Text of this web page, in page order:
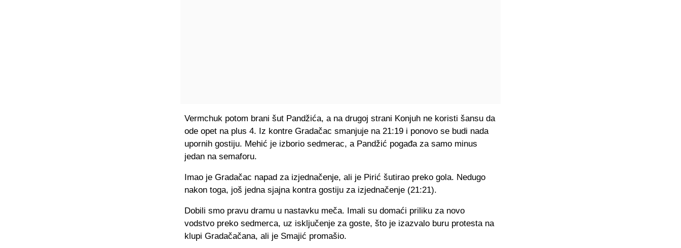
Vermchuk potom brani šut Pandžića, a na drugoj strani Konjuh ne koristi šansu da
ode opet na plus 4. Iz kontre Gradačac smanjuje na 21:19 i ponovo se budi nada
upornih gostiju. Mehić je izborio sedmerac, a Pandžić pogađa za samo minus
jedan na semaforu.
Imao je Gradačac napad za izjednačenje, ali je Pirić šutirao preko gola. Nedugo
nakon toga, još jedna sjajna kontra gostiju za izjednačenje (21:21).
Dobili smo pravu dramu u nastavku meča. Imali su domaći priliku za novo
vodstvo preko sedmerca, uz isključenje za goste, što je izazvalo buru protesta na
klupi Gradačačana, ali je Smajić promašio.